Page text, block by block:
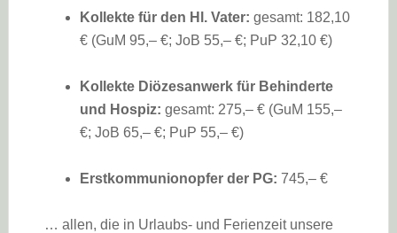
Kollekte für den Hl. Vater: gesamt: 182,10
€ (GuM 95,– €; JoB 55,– €; PuP 32,10 €)
Kollekte Diözesanwerk für Behinderte
und Hospiz: gesamt: 275,– € (GuM 155,–
€; JoB 65,– €; PuP 55,– €)
Erstkommunionopfer der PG: 745,– €
… allen, die in Urlaubs- und Ferienzeit unsere